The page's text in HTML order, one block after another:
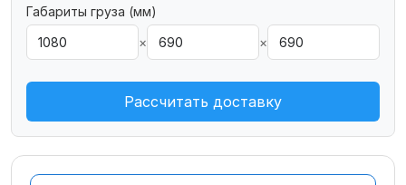
Габариты груза (мм)
×
×
Рассчитать доставку